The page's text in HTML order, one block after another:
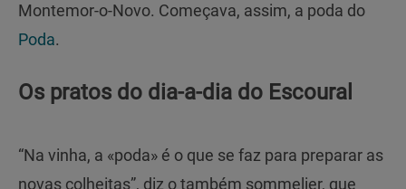
Montemor-o-Novo. Começava, assim, a poda do
Poda.
Os pratos do dia-a-dia do Escoural
“Na vinha, a «poda» é o que se faz para preparar as
novas colheitas”, diz o também sommelier, que